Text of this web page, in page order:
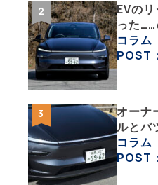
EVの
った
ってど
沼には
コラム
POST
オーナ
ルとバ
旧型モ
みた【
コラム
POST